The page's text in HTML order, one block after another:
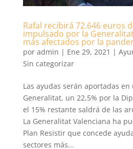
Rafal recibirá 72.646 euros
impulsado por la
más afectados por la
por admin | Ene 29, 2021 |
Sin categorizar
Las ayudas serán aportadas en
Generalitat, un 22,5% por la
el 15% restante saldrá de las
La Generalitat Valenciana ha
Plan Resistir que concede
sectores más...